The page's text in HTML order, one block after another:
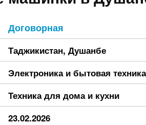
Договорная
Таджикистан, Душанбе
Электроника и бытовая техника
Техника для дома и кухни
23.02.2026